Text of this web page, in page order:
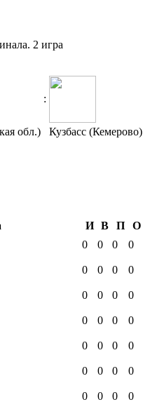
2 игра
:
обл.) Кузбасс (Кемерово)
И В П
О
0 0 0 0
0 0 0 0
0 0 0 0
0 0 0 0
0 0 0 0
0 0 0 0
0 0 0 0